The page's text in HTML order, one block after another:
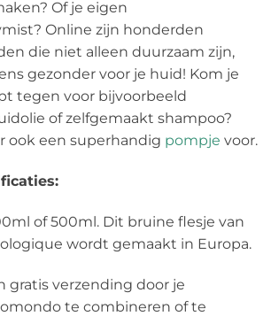
Of je eigen
Online zijn honderden
die niet alleen duurzaam zijn,
gezonder voor je huid! Kom je
tegen voor bijvoorbeeld
of zelfgemaakt shampoo?
ook een superhandig pompje voor.
of 500ml. Dit bruine flesje van
wordt gemaakt in Europa.
gratis verzending door je
te combineren of te